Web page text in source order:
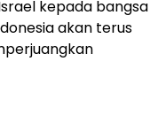
kepada bangsa
akan terus